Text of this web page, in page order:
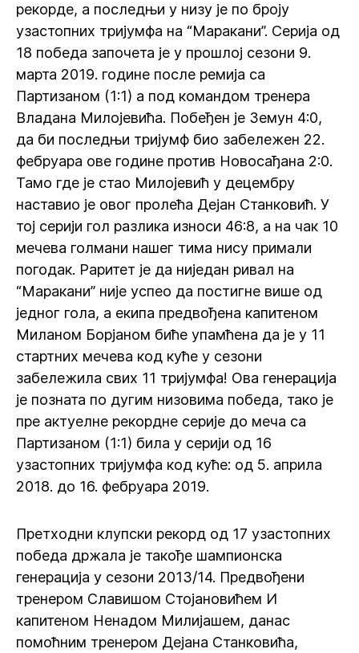
рекорде, а последњи у низу је по броју
узастопних тријумфа на “Маракани”. Серија од
18 победа започета је у прошлој сезони 9.
марта 2019. године после ремија са
Партизаном (1:1) а под командом тренера
Владана Милојевића. Побеђен је Земун 4:0,
да би последњи тријумф био забележен 22.
фебруара ове године против Новосађана 2:0.
Тамо где је стао Милојевић у децембру
наставио је овог пролећа Дејан Станковић. У
тој серији гол разлика износи 46:8, а на чак 10
мечева голмани нашег тима нису примали
погодак. Раритет је да ниједан ривал на
“Маракани” није успео да постигне више од
једног гола, а екипа предвођена капитеном
Миланом Борјаном биће упамћена да је у 11
стартних мечева код куће у сезони
забележила свих 11 тријумфа! Ова генерација
је позната по дугим низовима победа, тако је
пре актуелне рекордне серије до меча са
Партизаном (1:1) била у серији од 16
узастопних тријумфа код куће: од 5. априла
2018. до 16. фебруара 2019.
Претходни клупски рекорд од 17 узастопних
победа држала је такође шампионска
генерација у сезони 2013/14. Предвођени
тренером Славишом Стојановићем И
капитеном Ненадом Милијашем, данас
помоћним тренером Дејана Станковића,